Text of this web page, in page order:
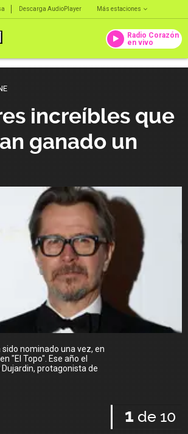
Descarga AudioPlayer Más estaciones
Radio Corazón
en vivo
increíbles que
ganado un
sido nominado una vez, en
"El Topo". Ese año el
protagonista de
1 de 10